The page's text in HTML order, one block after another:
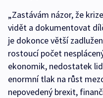
„Zastávám názor, že
vidět a dokumentovat
je dokonce větší
rostoucí počet
ekonomik, nedostatek
enormní tlak na růst
nepovedený brexit,